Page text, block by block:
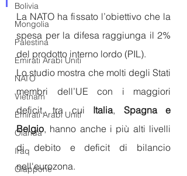
Bolivia
Mongolia
Palestina
Emirati Arabi Uniti
NATO
Vietnam
Emirati Arabi Uniti
Olanda
Iraq
Giappone
La NATO ha fissato l’obiettivo che la
spesa per la difesa raggiunga il 2%
del prodotto interno lordo (PIL).
Lo studio mostra che molti degli Stati
membri dell’UE con i maggiori
deficit, tra cui Italia, Spagna e
Belgio, hanno anche i più alti livelli
di debito e deficit di bilancio
nell'eurozona.